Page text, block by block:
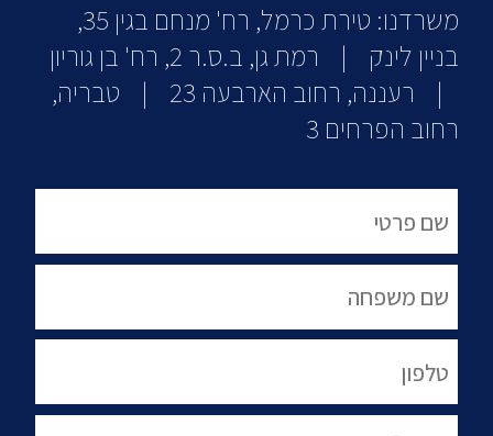
משרדנו: טירת כרמל, רח' מנחם בגין 35,
בניין לינק | רמת גן, ב.ס.ר 2, רח' בן גוריון
| רעננה, רחוב הארבעה 23 | טבריה,
רחוב הפרחים 3